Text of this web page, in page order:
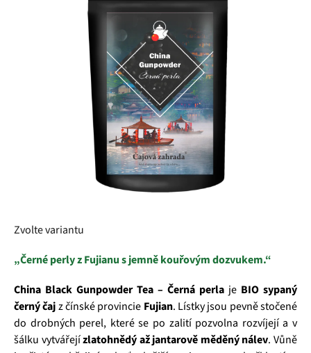
Zvolte variantu
„Černé perly z Fujianu s jemně kouřovým dozvukem.“
China Black Gunpowder Tea – Černá perla je BIO sypaný
černý čajz čínské provincie Fujian. Lístky jsou pevně stočené
do drobných perel, které se po zalití pozvolna rozvíjejí a v
šálku vytvářejízlatohnědý až jantarově měděný nálev. Vůně